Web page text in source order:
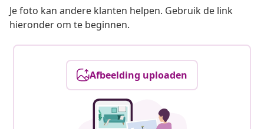
Je foto kan andere klanten helpen. Gebruik de link
hieronder om te beginnen.
Afbeelding uploaden